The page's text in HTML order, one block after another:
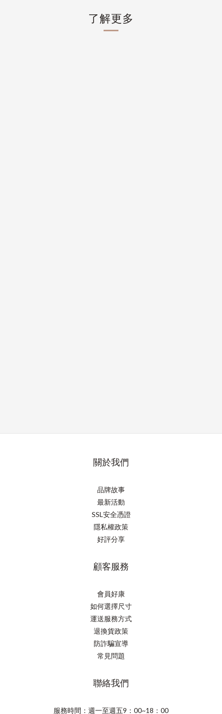
了解更多
關於我們
品牌故事
最新活動
SSL安全憑證
隱私權政策
好評分享
顧客服務
會員好康
如何選擇尺寸
運送服務方式
退換貨政策
防詐騙宣導
常見問題
聯絡我們
服務時間：週一至週五9：00~18：00